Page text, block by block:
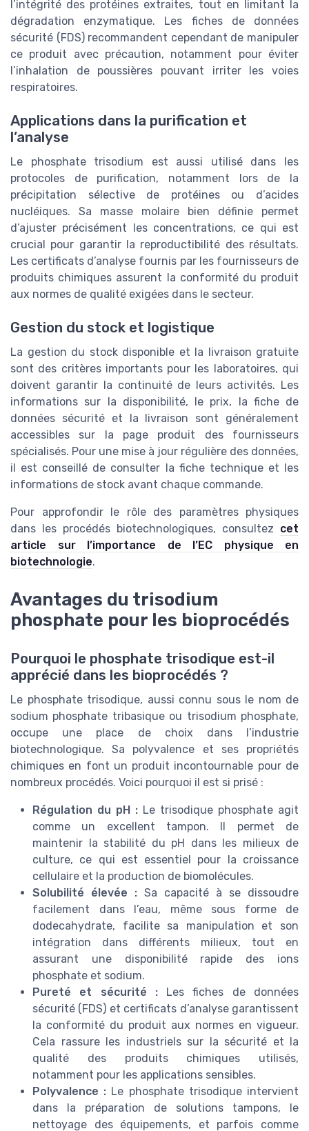
l’intégrité des protéines extraites, tout en limitant la
dégradation enzymatique. Les fiches de données
sécurité (FDS) recommandent cependant de manipuler
ce produit avec précaution, notamment pour éviter
l’inhalation de poussières pouvant irriter les voies
respiratoires.
Applications dans la purification et
l’analyse
Le phosphate trisodium est aussi utilisé dans les
protocoles de purification, notamment lors de la
précipitation sélective de protéines ou d’acides
nucléiques. Sa masse molaire bien définie permet
d’ajuster précisément les concentrations, ce qui est
crucial pour garantir la reproductibilité des résultats.
Les certificats d’analyse fournis par les fournisseurs de
produits chimiques assurent la conformité du produit
aux normes de qualité exigées dans le secteur.
Gestion du stock et logistique
La gestion du stock disponible et la livraison gratuite
sont des critères importants pour les laboratoires, qui
doivent garantir la continuité de leurs activités. Les
informations sur la disponibilité, le prix, la fiche de
données sécurité et la livraison sont généralement
accessibles sur la page produit des fournisseurs
spécialisés. Pour une mise à jour régulière des données,
il est conseillé de consulter la fiche technique et les
informations de stock avant chaque commande.
Pour approfondir le rôle des paramètres physiques
dans les procédés biotechnologiques, consultez cet
article sur l’importance de l’EC physique en
biotechnologie.
Avantages du trisodium
phosphate pour les bioprocédés
Pourquoi le phosphate trisodique est-il
apprécié dans les bioprocédés ?
Le phosphate trisodique, aussi connu sous le nom de
sodium phosphate tribasique ou trisodium phosphate,
occupe une place de choix dans l’industrie
biotechnologique. Sa polyvalence et ses propriétés
chimiques en font un produit incontournable pour de
nombreux procédés. Voici pourquoi il est si prisé :
Régulation du pH : Le trisodique phosphate agit
comme un excellent tampon. Il permet de
maintenir la stabilité du pH dans les milieux de
culture, ce qui est essentiel pour la croissance
cellulaire et la production de biomolécules.
Solubilité élevée : Sa capacité à se dissoudre
facilement dans l’eau, même sous forme de
dodecahydrate, facilite sa manipulation et son
intégration dans différents milieux, tout en
assurant une disponibilité rapide des ions
phosphate et sodium.
Pureté et sécurité :Les fiches de données
sécurité (FDS) et certificats d’analyse garantissent
la conformité du produit aux normes en vigueur.
Cela rassure les industriels sur la sécurité et la
qualité des produits chimiques utilisés,
notamment pour les applications sensibles.
Polyvalence : Le phosphate trisodique intervient
dans la préparation de solutions tampons, le
nettoyage des équipements, et parfois comme